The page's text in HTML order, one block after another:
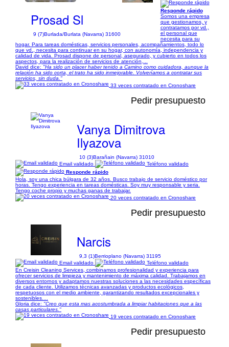
Prosad Sl
9 (7)Burlada/Burlata (Navarra) 31600
Responde rápido
Somos una empresa
que gestionamos, y
contratamos por vd.,
el personal que
necesita para su
hogar. Para tareas domésticas, servicios personales, acompañamientos, todo lo
que vd., necesita para continuar en su hogar, con autonomía, independencia y
calidad de vida. Prosad dispone de personal, asegurado, y cubierto en todos los
aspectos, para la realización de servicios de atención,...
David dice: "Ha sido un placer haber tenido a Camino como cuidadora, aunque la
relación ha sido corta, el trato ha sido inmejorable. Volveríamos a contratar sus
servicios, sin duda."
33 veces contratado en Cronoshare
Pedir presupuesto
Vanya Dimitrova
Ilyazova
10 (3)Barañain (Navarra) 31010
Email validado
Teléfono validado
Responde rápido
Hola, soy una chica búlgara de 32 años. Busco trabajo de servicio doméstico por
horas. Tengo experiencia en tareas domésticas. Soy muy responsable y seria.
Tengo coche propio y muchas ganas de trabajar.
20 veces contratado en Cronoshare
Pedir presupuesto
Narcis
9,3 (1)Berrioplano (Navarra) 31195
Email validado
Teléfono validado
En Creisin Cleaning Services, combinamos profesionalidad y experiencia para
ofrecer servicios de limpieza y mantenimiento de máxima calidad. Trabajamos en
diversos entornos y adaptamos nuestras soluciones a las necesidades específicas
de cada cliente. Utilizamos técnicas avanzadas y productos ecológicos,
respetuosos con el medio ambiente, garantizando resultados excepcionales y
sostenibles....
Gloria dice: "Creo que esta mas acostumbrada a limpiar habitaciones que a las
casas particulares."
19 veces contratado en Cronoshare
Pedir presupuesto